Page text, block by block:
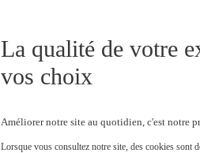
La qualité de votre
vos choix
Améliorer notre site au quotidien, c'est notre
Lorsque vous consultez notre site, des cookies sont